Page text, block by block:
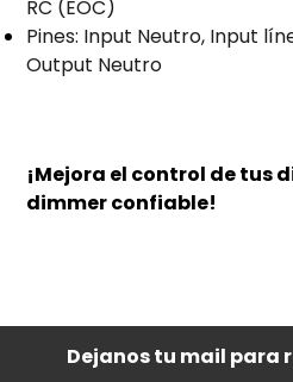
RC (EOC)
Pines: Input Neutro, Input
Output Neutro
¡Mejora el control de tus
dimmer confiable!
Dejanos tu mail para